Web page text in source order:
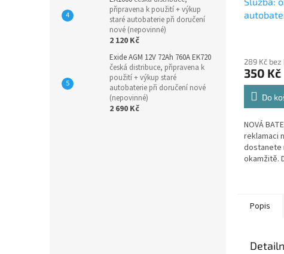
připravena k použití + výkup
staré autobaterie při doručení
nové (nepovinné)
2 120 Kč
Exide AGM 12V 72Ah 760A EK720
česká distribuce, připravena k
použití + výkup staré
autobaterie při doručení nové
(nepovinné)
2 690 Kč
289 Kč bez
350 Kč
Do
NOVÁ
reklamaci
dostanete
okamžitě.
Popis